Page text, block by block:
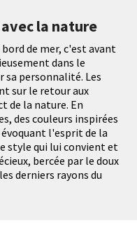
la nature
de mer, c'est avant
dans le
personnalité. Les
sur le retour aux
de la nature. En
des couleurs inspirées
l'esprit de la
style qui lui convient et
bercée par le doux
derniers rayons du